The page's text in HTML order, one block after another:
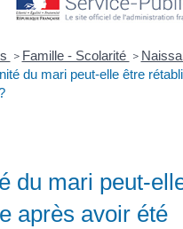
> Famille - Scolarité >
du mari peut-elle être
du mari peut-
après avoir été